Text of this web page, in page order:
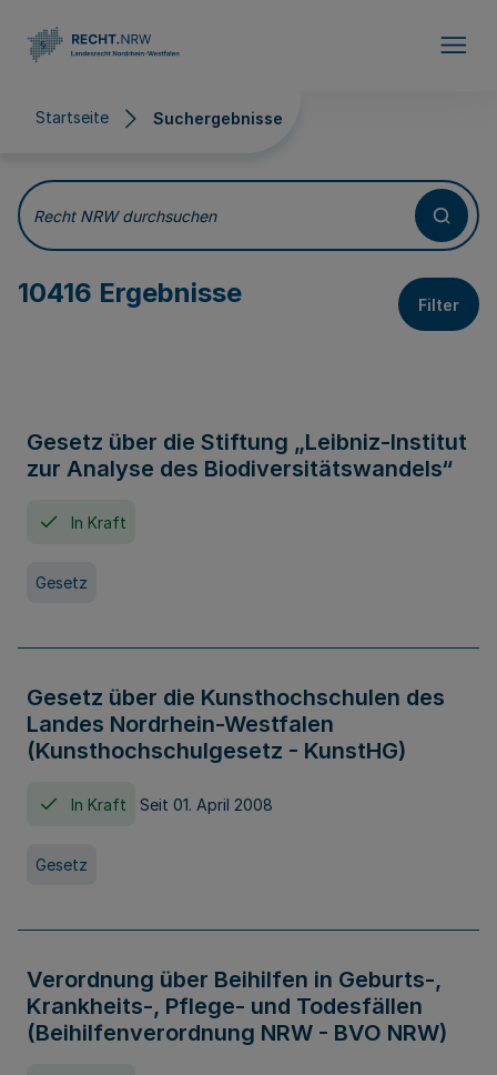
Startseite Suchergebnisse
Suchergebnisse
Recht NRW durchsuchen
10416 Ergebnisse Filter
Gesetz über die Stiftung „Leibniz-Institut
zur Analyse des Biodiversitätswandels“
In Kraft
Gesetz
Gesetz über die Kunsthochschulen des
Landes Nordrhein-Westfalen
(Kunsthochschulgesetz - KunstHG)
In Kraft Seit 01. April 2008
Gesetz
Verordnung über Beihilfen in Geburts-,
Krankheits-, Pflege- und Todesfällen
(Beihilfenverordnung NRW - BVO NRW)